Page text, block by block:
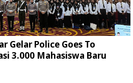
Gelar Police Goes To
3.000 Mahasiswa Baru